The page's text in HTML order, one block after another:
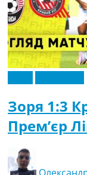
Зоря 1:3
Прем’єр